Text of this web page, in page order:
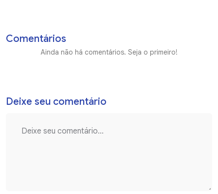
Comentários
Ainda não há comentários. Seja o primeiro!
Deixe seu comentário